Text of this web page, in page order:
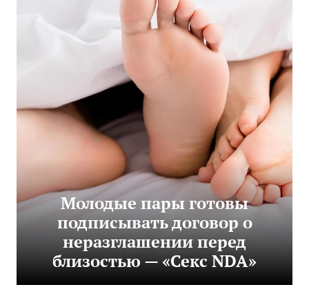
Молодые пары готовы
подписывать договор о
неразглашении перед
близостью — «Секс NDA»